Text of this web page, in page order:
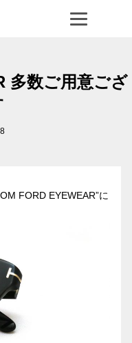
多数ご用意ござ
FORD EYEWEAR”に